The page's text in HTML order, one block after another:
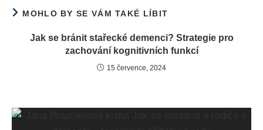
MOHLO BY SE VÁM TAKÉ LÍBIT
Jak se bránit stařecké demenci? Strategie pro
zachování kognitivních funkcí
15 července, 2024